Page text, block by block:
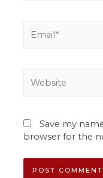
Save my
browser for the